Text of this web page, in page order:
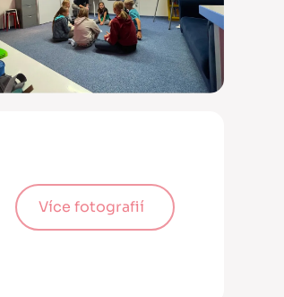
Více fotografií